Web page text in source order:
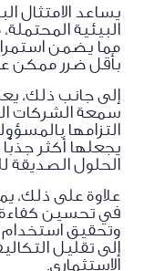
يساعد الامتثال
البيئية
مما يضمن
بأقل ضرر ممكن
إلى جانب ذلك،
سمعة الشركات
التزامها
يجعلها أكثر
الحلول الصديقة
علاوة على ذلك،
في تحسين كفاءة
وتحقيق استخدام
إلى تقليل
الاستثماري.